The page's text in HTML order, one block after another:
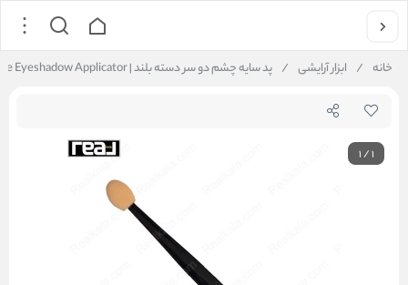
خانه / ابزار آرایشی / پد سایه چشم دو سر دسته بلند | Double Ended Long Handle Eyeshadow Applicator
1/1